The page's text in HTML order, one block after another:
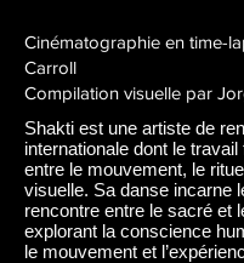
Cinématographie en time-
Carroll
Compilation visuelle par
Shakti est une artiste de
internationale dont le travail
entre le mouvement, le
visuelle. Sa danse incarne
rencontre entre le sacré et
explorant la conscience
le mouvement et